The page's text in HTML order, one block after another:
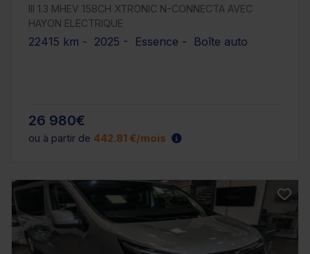
III 1.3 MHEV 158CH XTRONIC N-CONNECTA AVEC
HAYON ELECTRIQUE
22415 km - 2025 - Essence - Boîte auto
26 980€
ou à partir de 442.81 €/mois